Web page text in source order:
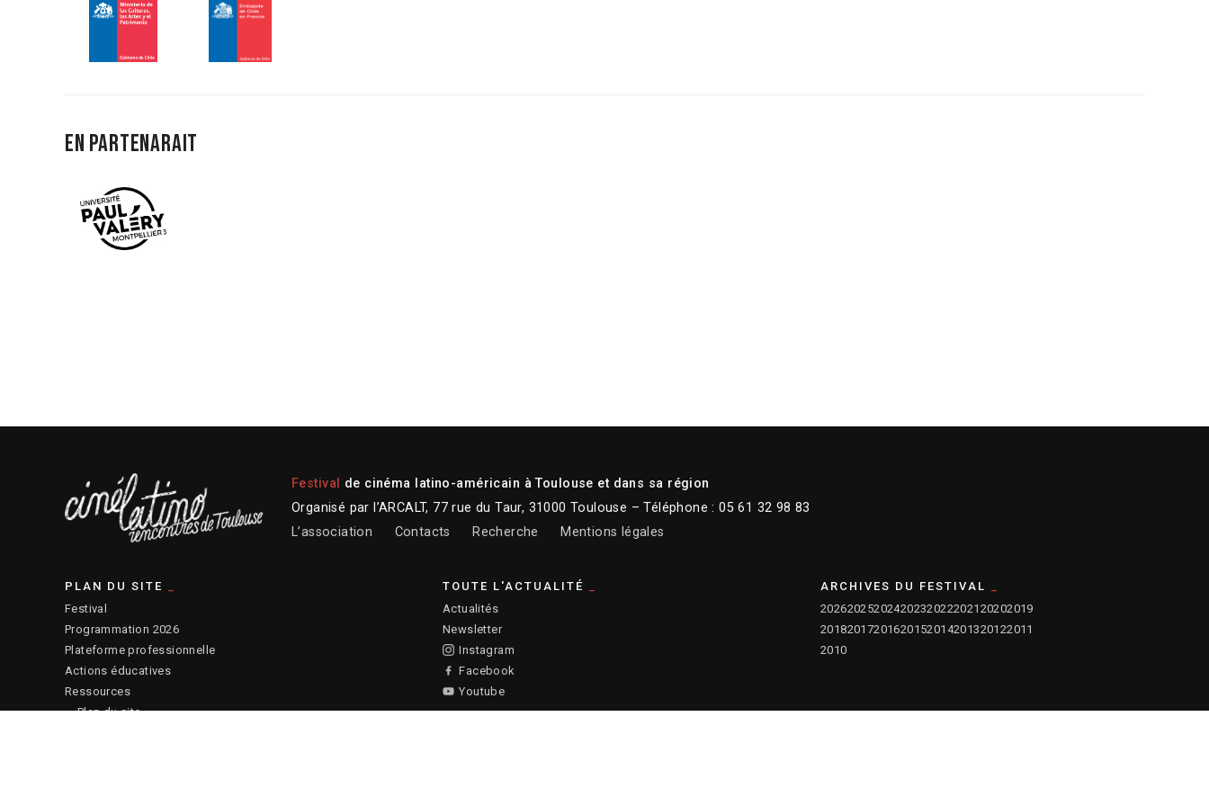
En partenarait
Festival
de cinéma latino-américain à Toulouse et dans sa région
Organisé par l’ARCALT, 77 rue du Taur, 31000 Toulouse – Téléphone : 05 61 32 98 83
L’association
Contacts Recherche Mentions légales
PLAN DU SITE
Festival
Programmation 2026
Plateforme professionnelle
Actions éducatives
Ressources
— Plan du site
TOUTE L'ACTUALITÉ
Actualités
Newsletter
Instagram
Facebook
Youtube
ARCHIVES DU FESTIVAL
202620252024202320222021 20202019
20182017201620152014201320122011
2010